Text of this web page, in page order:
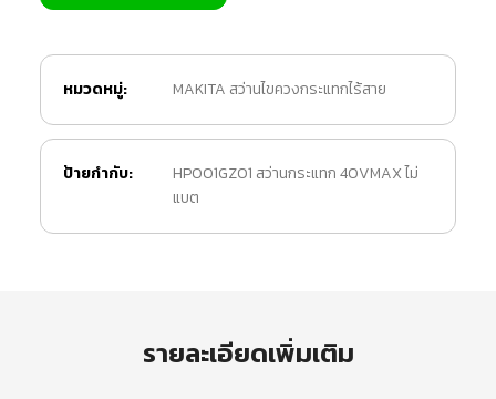
หมวดหมู่: MAKITA สว่านไขควงกระแทกไร้สาย
ป้ายกำกับ:
HP001GZ01 สว่านกระแทก 40VMAX ไม่
แบต
รายละเอียดเพิ่มเติม